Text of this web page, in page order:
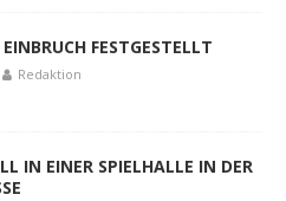
FESTGESTELLT
Redaktion
IN EINER SPIELHALLE IN DER